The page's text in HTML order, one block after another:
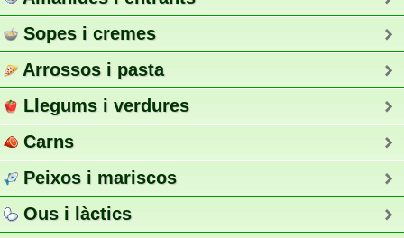
Sopes i cremes
Arrossos i pasta
Llegums i verdures
Carns
Peixos i mariscos
Ous i làctics